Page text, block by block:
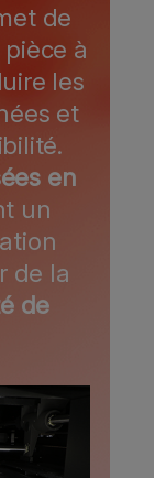
de
à
les
et
en
un
de la
de